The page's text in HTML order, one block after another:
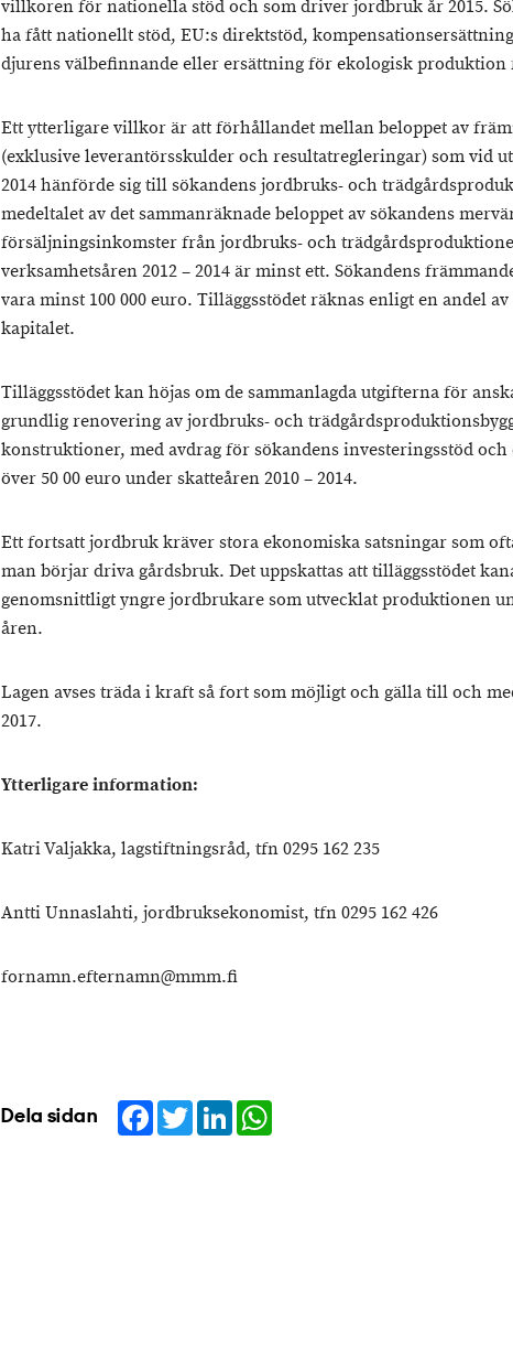
villkoren för nationella stöd och som driver jordbruk år 2015.
ha fått nationellt stöd, EU:s direktstöd,
djurens välbefinnande eller ersättning för ekologisk produktion
Ett ytterligare villkor är att förhållandet mellan beloppet av
(exklusive leverantörsskulder och resultatregleringar) som vid
2014 hänförde sig till sökandens jordbruks- och
medeltalet av det sammanräknade beloppet av sökandens
försäljningsinkomster från jordbruks- och
verksamhetsåren 2012 – 2014 är minst ett. Sökandens
vara minst 100 000 euro. Tilläggsstödet räknas enligt en andel
kapitalet.
Tilläggsstödet kan höjas om de sammanlagda utgifterna för
grundlig renovering av jordbruks- och
konstruktioner, med avdrag för sökandens investeringsstöd
över 50 00 euro under skatteåren 2010 – 2014.
Ett fortsatt jordbruk kräver stora ekonomiska satsningar som
man börjar driva gårdsbruk. Det uppskattas att tilläggsstödet
genomsnittligt yngre jordbrukare som utvecklat produktionen
åren.
Lagen avses träda i kraft så fort som möjligt och gälla till och
2017.
Ytterligare information:
Katri Valjakka, lagstiftningsråd, tfn 0295 162 235
Antti Unnaslahti, jordbruksekonomist, tfn 0295 162 426
fornamn.efternamn@mmm.fi
Dela sidan Facebook
TwitterLinkedIn